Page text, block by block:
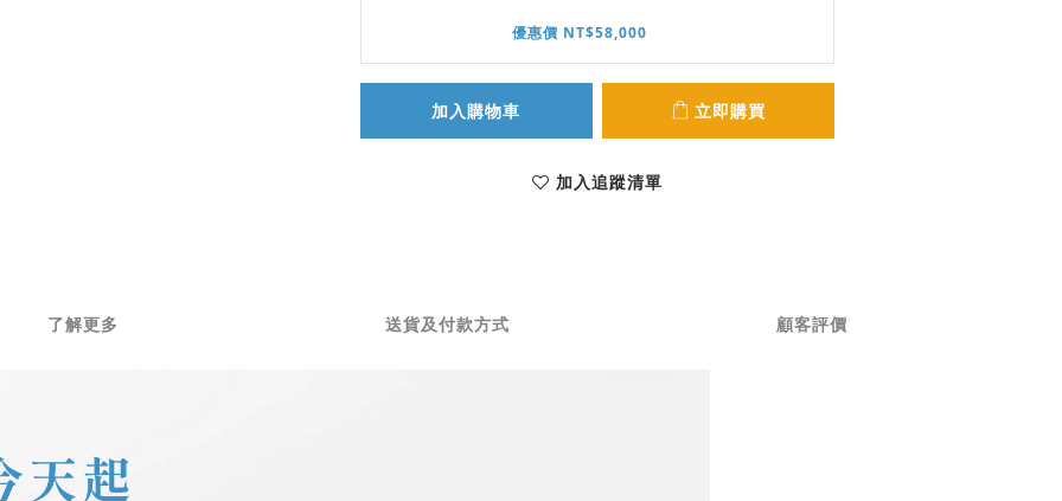
優惠價 NT$58,000
加入購物車 立即購買
加入追蹤清單
了解更多 送貨及付款方式 顧客評價